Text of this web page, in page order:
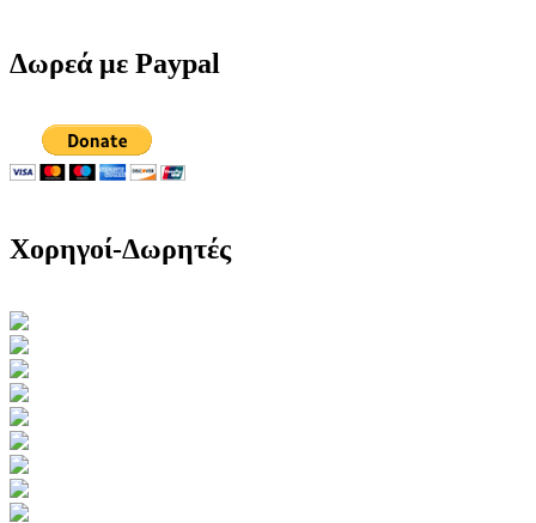
Δωρεά με Paypal
Χορηγοί-Δωρητές